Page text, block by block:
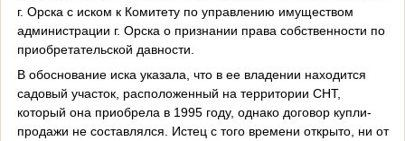
г. Орска с иском к Комитету по управлению имуществом
администрации г. Орска о признании права собственности по
приобретательской давности.
В обоснование иска указала, что в ее владении находится
садовый участок, расположенный на территории СНТ,
который она приобрела в 1995 году, однако договор купли-
продажи не составлялся. Истец с того времени открыто, ни от